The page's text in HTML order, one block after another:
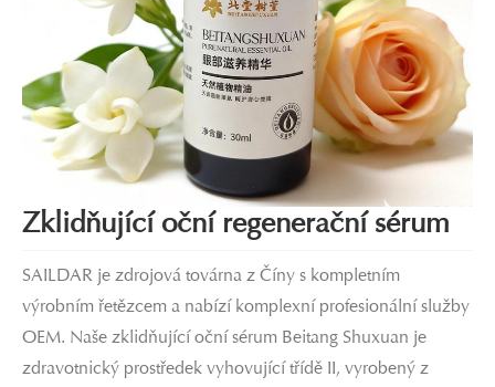
Zklidňující oční regenerační sérum
SAILDAR je zdrojová továrna z Číny s kompletním
výrobním řetězcem a nabízí komplexní profesionální služby
OEM. Naše zklidňující oční sérum Beitang Shuxuan je
zdravotnický prostředek vyhovující třídě II, vyrobený z